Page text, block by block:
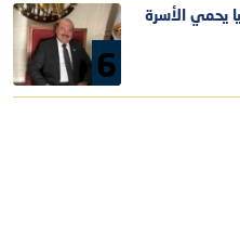
6
يحمي الأسرة